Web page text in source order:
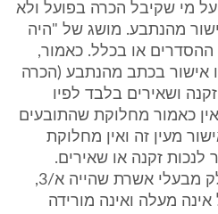
על מי שקיבל הכרה בפועל ולא
מהנתבע. מושג של "היה
ההסדרים או בכלל. כאמור,
אישור בכתב מהנתבע (הכרה
ושאירים בלבד לפיו
כאמור מחלוקת שהתובעים
מעין זה ואין מחלוקת
לנכות זקנה או שאירים.
העובדה שבעבר קיבלו חלק מבעלי אשרת שהייה א/3,
מעלה ואינה מורידה